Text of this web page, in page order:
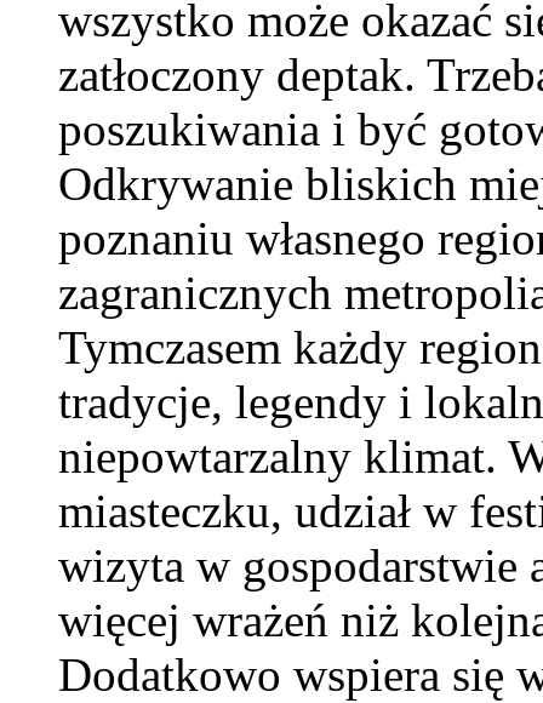
wszystko może okazać
zatłoczony deptak.
poszukiwania i być
Odkrywanie bliskich
poznaniu własnego
zagranicznych
Tymczasem każdy
tradycje, legendy i
niepowtarzalny klimat.
miasteczku, udział w
wizyta w gospodarstwie
więcej wrażeń niż
Dodatkowo wspiera się